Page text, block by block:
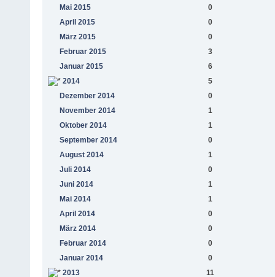
Mai 2015
0
April 2015
0
März 2015
0
Februar 2015
3
Januar 2015
6
2014
5
Dezember 2014
0
November 2014
1
Oktober 2014
1
September 2014
0
August 2014
1
Juli 2014
0
Juni 2014
1
Mai 2014
1
April 2014
0
März 2014
0
Februar 2014
0
Januar 2014
0
2013
11